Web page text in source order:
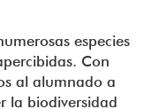
especies
Con
al alumnado a
la biodiversidad